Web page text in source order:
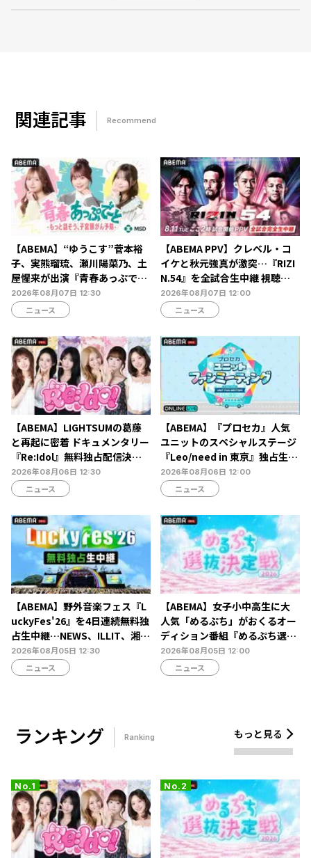
関連記事 Recommend
【ABEMA】“ゆうこす”菅本裕
子、実熊瑠琉、瀬川陽菜乃、土
屋惺来が出演『青春あっぷで～
と -もっと話そう、子宮頸がん
予防-』放送決定…恋愛・人間
関係からカラダの悩みまで本音
トーク
2026年08月07日 12:30
ニュース
【ABEMA PPV】クレベル・コ
イケと秋元強真が激突…『RIZI
N.54』を全試合生中継 視聴チ
ケット販売中
2026年08月07日 12:00
ニュース
【ABEMA】LIGHTSUMの葛藤
と再起に密着 ドキュメンタリー
『Re:Idol』無料独占配信決
定…デビュー6年目の壁と2年間
の空白期に迫る
2026年08月06日 12:30
ニュース
【ABEMA】『プロセカ』人気
ユニットのスペシャルステージ
『Leo/need in 東京』独占生放
送決定…ショートライブや生ア
フレコも
2026年08月06日 12:00
ニュース
【ABEMA】野外音楽フェス『L
uckyFes'26』を4日連続無料独
占生中継…NEWS、ILLIT、湘南
乃風ら60組以上が集結
2026年08月05日 12:30
ニュース
【ABEMA】女子小中高生に大
人気「めるぷち」がおくるオー
ディション番組『めるぷち選抜
決定戦2026』の生配信が決定
2026年08月05日 12:00
ニュース
ランキング Ranking もっと見る